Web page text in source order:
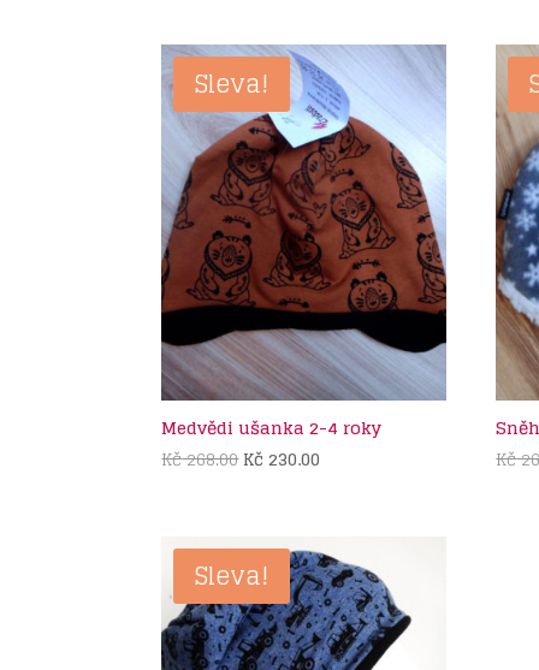
byla:
Kč 268.00.
je:
Kč 230.00.
Sleva!
Medvědi ušanka 2-4 roky
Kč268.00Původní
Kč 230.00
Kč
Sleva!